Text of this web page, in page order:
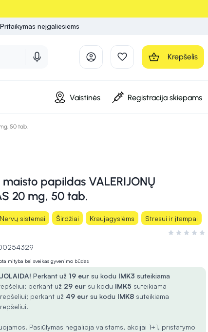
Pritaikymas neįgaliesiems
Krepšelis
Vaistinės Registracija skiepams
50 tab.
maisto papildas VALERIJONŲ
20 mg, 50 tab.
Nervų sistemai Širdžiai Kraujagyslėms
Stresui ir įtampai
Įvertinimas
mityba bei sveikas gyvenimo būdas
Perkant už 19 eur su kodu IMK3 suteikiama
perkant už 29 eur su kodu IMK5 suteikiama
perkant už 49 eur su kodu IMK8 suteikiama
Pasiūlymas negalioja vaistams, akcijai 1+1, pristatymo